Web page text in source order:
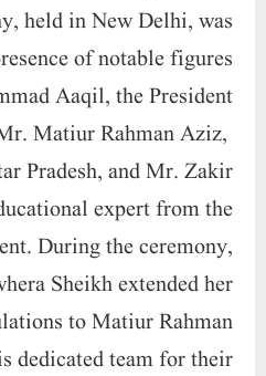
Sheikh extended her
to Matiur Rahman
dedicated team for their
crafting this insightful
expressions resonated as
to every citizen
resources of India. This
of the booklet serves as a
initiatives of the
her commitment